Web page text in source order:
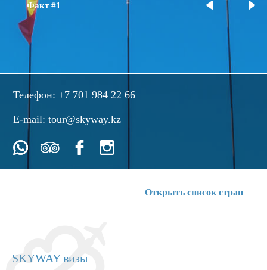
Факт #1
Телефон: +7 701 984 22 66
E-mail:tour@skyway.kz
Открыть список стран
SKYWAY визы